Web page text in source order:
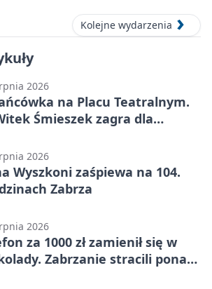
Kolejne wydarzenia
2026
na Placu Teatralnym.
Śmieszek zagra dla
2026
Wyszkoni zaśpiewa na 104.
Zabrza
2026
za 1000 zł zamienił się w
Zabrzanie stracili ponad